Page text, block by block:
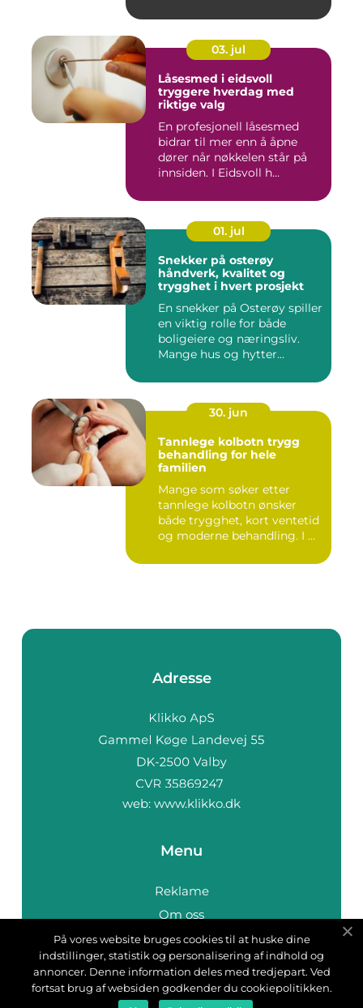
03. jul
Låsesmed i eidsvoll
tryggere hverdag med
riktige valg
En profesjonell låsesmed
bidrar til mer enn å åpne
dører når nøkkelen står på
innsiden. I Eidsvoll h...
01. jul
Snekker på osterøy
håndverk, kvalitet og
trygghet i hvert prosjekt
En snekker på Osterøy spiller
en viktig rolle for både
boligeiere og næringsliv.
Mange hus og hytter...
30. jun
Tannlege kolbotn trygg
behandling for hele
familien
Mange som søker etter
tannlege kolbotn ønsker
både trygghet, kort ventetid
og moderne behandling. I ...
Adresse
web: www.klikko.dk
Menu
Reklame
Om oss
Cookies
Kontakt Oss
Sitemap
På vores website bruges cookies til at huske dine
indstillinger, statistik og personalisering af indhold og
annoncer. Denne information deles med tredjepart. Ved
fortsat brug af websiden godkender du cookiepolitikken.